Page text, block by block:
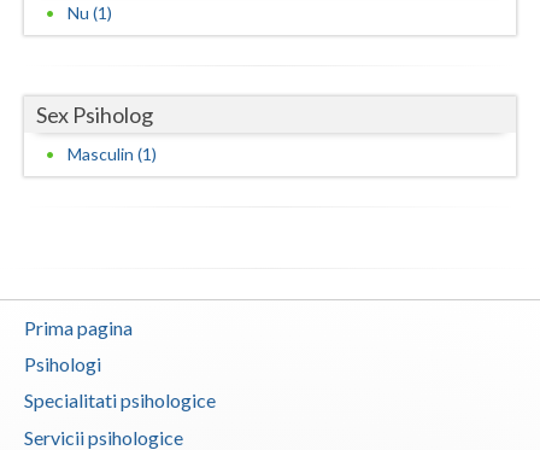
VranceaNu (1)
Sex Psiholog
Masculin (1)
Prima pagina
Psihologi
Specialitati psihologice
Servicii psihologice